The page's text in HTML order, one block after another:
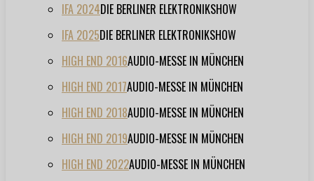
IFA 2024DIE BERLINER ELEKTRONIKSHOW
IFA 2025DIE BERLINER ELEKTRONIKSHOW
HIGH END 2016AUDIO-MESSE IN MÜNCHEN
HIGH END 2017AUDIO-MESSE IN MÜNCHEN
HIGH END 2018AUDIO-MESSE IN MÜNCHEN
HIGH END 2019AUDIO-MESSE IN MÜNCHEN
HIGH END 2022AUDIO-MESSE IN MÜNCHEN